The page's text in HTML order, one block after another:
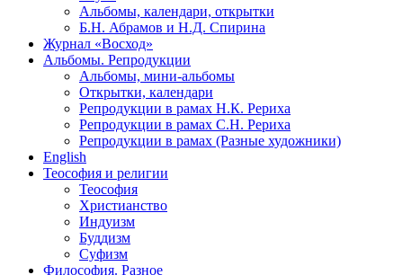
Альбомы, календари, открытки
Б.Н. Абрамов и Н.Д. Спирина
Журнал «Восход»
Альбомы. Репродукции
Альбомы, мини-альбомы
Открытки, календари
Репродукции в рамах Н.К. Рериха
Репродукции в рамах С.Н. Рериха
Репродукции в рамах (Разные художники)
English
Теософия и религии
Теософия
Христианство
Индуизм
Буддизм
Суфизм
Философия. Разное